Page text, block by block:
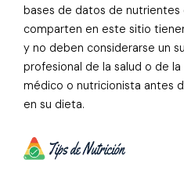
bases de datos de nutrientes
comparten en este sitio
y no deben considerarse un
profesional de la salud o de
médico o nutricionista antes
en su dieta.